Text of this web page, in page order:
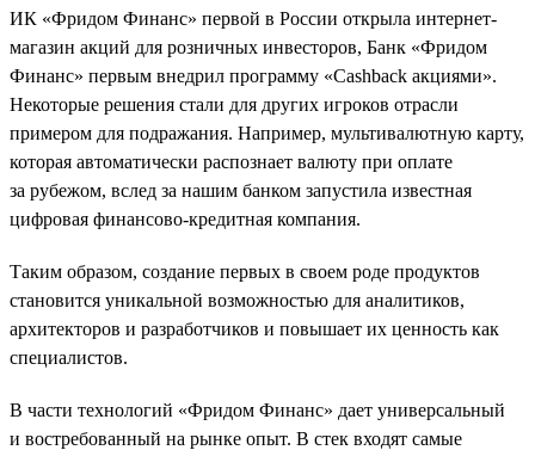
ИК «Фридом Финанс» первой в России открыла интернет-
магазин акций для розничных инвесторов, Банк «Фридом
Финанс» первым внедрил программу «Cashback акциями».
Некоторые решения стали для других игроков отрасли
примером для подражания. Например, мультивалютную карту,
которая автоматически распознает валюту при оплате
за рубежом, вслед за нашим банком запустила известная
цифровая финансово-кредитная компания.
Таким образом, создание первых в своем роде продуктов
становится уникальной возможностью для аналитиков,
архитекторов и разработчиков и повышает их ценность как
специалистов.
В части технологий «Фридом Финанс» дает универсальный
и востребованный на рынке опыт. В стек входят самые